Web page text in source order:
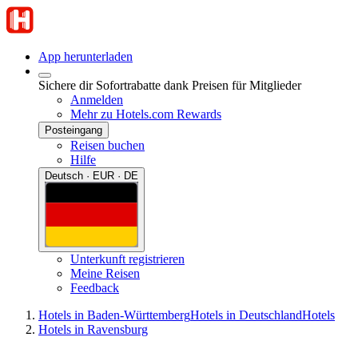
App herunterladen
Sichere dir Sofortrabatte dank Preisen für Mitglieder
Anmelden
Mehr zu Hotels.com Rewards
Posteingang
Reisen buchen
Hilfe
Deutsch · EUR · DE
Unterkunft registrieren
Meine Reisen
Feedback
Hotels in Baden-WürttembergHotels in DeutschlandHotels
Hotels in Ravensburg